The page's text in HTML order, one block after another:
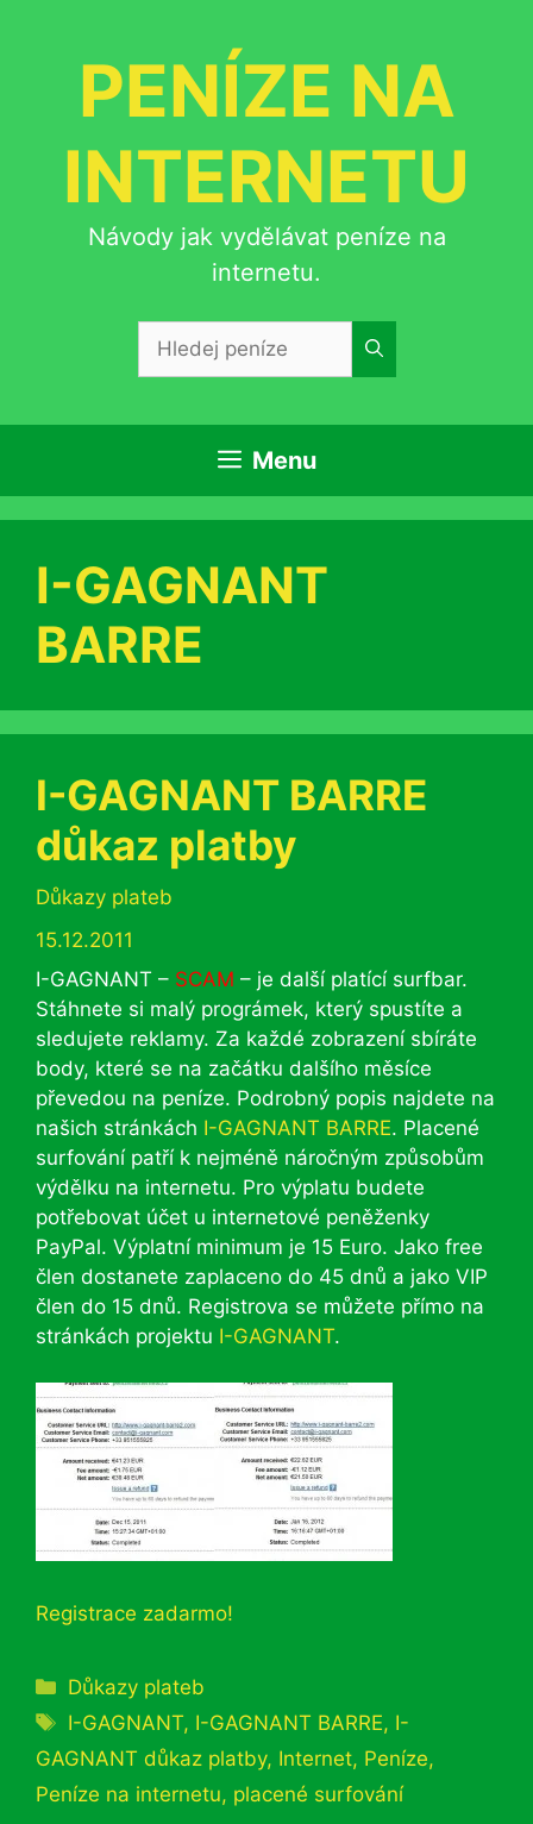
PENÍZE NA
INTERNETU
Návody jak vydělávat peníze na
internetu.
Menu
I-GAGNANT
BARRE
I-GAGNANT BARRE
důkaz platby
Rubriky
Důkazy plateb
15.12.2011
I-GAGNANT – SCAM – je další platící surfbar.
Stáhnete si malý prográmek, který spustíte a
sledujete reklamy. Za každé zobrazení sbíráte
body, které se na začátku dalšího měsíce
převedou na peníze. Podrobný popis najdete na
našich stránkách I-GAGNANT BARRE. Placené
surfování patří k nejméně náročným způsobům
výdělku na internetu. Pro výplatu budete
potřebovat účet u internetové peněženky
PayPal. Výplatní minimum je 15 Euro. Jako free
člen dostanete zaplaceno do 45 dnů a jako VIP
člen do 15 dnů. Registrova se můžete přímo na
stránkách projektu I-GAGNANT.
Registrace zadarmo!
Rubriky
Důkazy plateb
Štítky
I-GAGNANT, I-GAGNANT BARRE, I-
GAGNANT důkaz platby, Internet, Peníze,
Peníze na internetu, placené surfování